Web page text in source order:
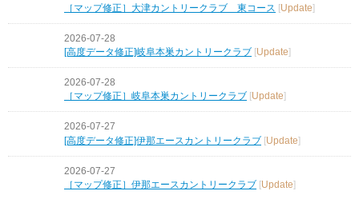
［マップ修正］大津カントリークラブ 東コース [Update]
2026-07-28
[高度データ修正]岐阜本巣カントリークラブ [Update]
2026-07-28
［マップ修正］岐阜本巣カントリークラブ
Update
2026-07-27
[高度データ修正]伊那エースカントリークラブ [Update]
2026-07-27
［マップ修正］伊那エースカントリークラブ
Update